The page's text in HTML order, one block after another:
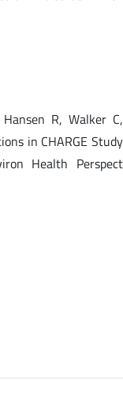
R, Walker C,
in CHARGE Study
Health Perspect